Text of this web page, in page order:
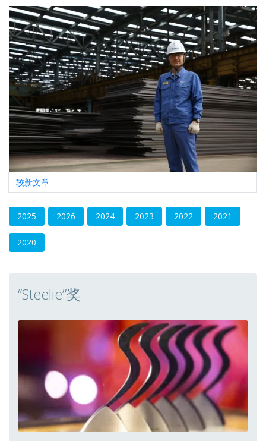
文
章
导
航
较新文章
2025 2026 2024 2023 2022 2021
2020
“Steelie”奖